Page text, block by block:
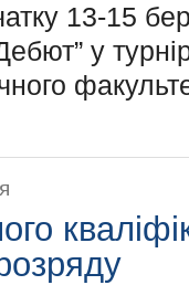
13-15
у